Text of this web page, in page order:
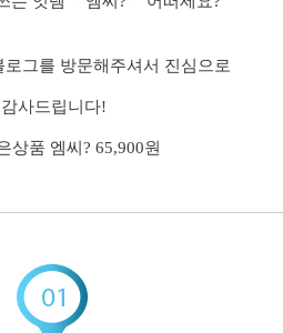
로그를 방문해주셔서 진심으로
감사드립니다!
상품 엠씨? 65,900원